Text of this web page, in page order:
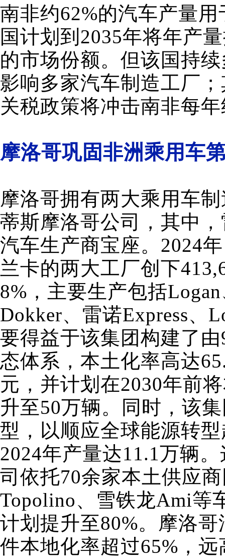
南非约62%的汽车产量
国计划到2035年将年产
的市场份额。但该国持
影响多家汽车制造工厂
关税政策将冲击南非每
摩洛哥巩固非洲乘用车
摩洛哥拥有两大乘用车
蒂斯摩洛哥公司，其中
汽车生产商宝座。2024
兰卡的两大工厂创下
8%，主要生产包括Logan
Dokker、雷诺Express、
要得益于该集团构建了
态体系，本土化率高达
元，并计划在2030年前
升至50万辆。同时，该
型，以顺应全球能源转
2024年产量达11.1万辆
司依托70余家本土供应
Topolino、雪铁龙Ami等
计划提升至80%。摩洛
件本地化率超过65%，